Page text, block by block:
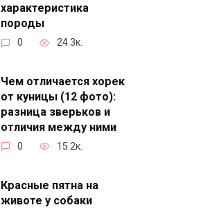
характеристика
породы
0 24.3к.
Чем отличается хорек
от куницы (12 фото):
разница зверьков и
отличия между ними
0 15.2к.
Красные пятна на
животе у собаки